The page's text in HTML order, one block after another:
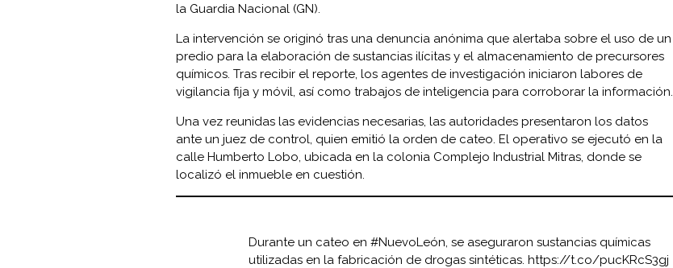
la Guardia Nacional (GN).
La intervención se originó tras una denuncia anónima que alertaba sobre el uso de un
predio para la elaboración de sustancias ilícitas y el almacenamiento de precursores
químicos. Tras recibir el reporte, los agentes de investigación iniciaron labores de
vigilancia fija y móvil, así como trabajos de inteligencia para corroborar la información.
Una vez reunidas las evidencias necesarias, las autoridades presentaron los datos
ante un juez de control, quien emitió la orden de cateo. El operativo se ejecutó en la
calle Humberto Lobo, ubicada en la colonia Complejo Industrial Mitras, donde se
localizó el inmueble en cuestión.
Durante un cateo en #NuevoLeón, se aseguraron sustancias químicas
utilizadas en la fabricación de drogas sintéticas. https://t.co/pucKRcS3gj